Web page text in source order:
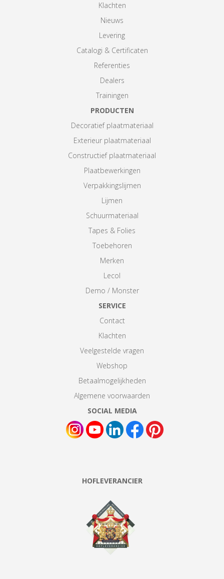
Klachten
Nieuws
Levering
Catalogi & Certificaten
Referenties
Dealers
Trainingen
PRODUCTEN
Decoratief plaatmateriaal
Exterieur plaatmateriaal
Constructief plaatmateriaal
Plaatbewerkingen
Verpakkingslijmen
Lijmen
Schuurmateriaal
Tapes & Folies
Toebehoren
Merken
Lecol
Demo / Monster
SERVICE
Contact
Klachten
Veelgestelde vragen
Webshop
Betaalmogelijkheden
Algemene voorwaarden
SOCIAL MEDIA
HOFLEVERANCIER